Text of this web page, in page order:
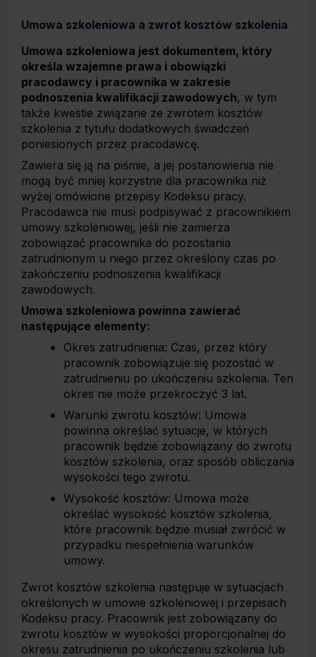
Umowa szkoleniowa a zwrot kosztów szkolenia
Umowa szkoleniowa jest dokumentem, który
określa wzajemne prawa i obowiązki
pracodawcy i pracownika w zakresie
podnoszenia kwalifikacji zawodowych, w tym
także kwestie związane ze zwrotem kosztów
szkolenia z tytułu dodatkowych świadczeń
poniesionych przez pracodawcę.
Zawiera się ją na piśmie, a jej postanowienia nie
mogą być mniej korzystne dla pracownika niż
wyżej omówione przepisy Kodeksu pracy.
Pracodawca nie musi podpisywać z pracownikiem
umowy szkoleniowej, jeśli nie zamierza
zobowiązać pracownika do pozostania
zatrudnionym u niego przez określony czas po
zakończeniu podnoszenia kwalifikacji
zawodowych.
Umowa szkoleniowa powinna zawierać
następujące elementy:
Okres zatrudnienia: Czas, przez który
pracownik zobowiązuje się pozostać w
zatrudnieniu po ukończeniu szkolenia. Ten
okres nie może przekroczyć 3 lat.
Warunki zwrotu kosztów: Umowa
powinna określać sytuacje, w których
pracownik będzie zobowiązany do zwrotu
kosztów szkolenia, oraz sposób obliczania
wysokości tego zwrotu.
Wysokość kosztów: Umowa może
określać wysokość kosztów szkolenia,
które pracownik będzie musiał zwrócić w
przypadku niespełnienia warunków
umowy.
Zwrot kosztów szkolenia następuje w sytuacjach
określonych w umowie szkoleniowej i przepisach
Kodeksu pracy. Pracownik jest zobowiązany do
zwrotu kosztów w wysokości proporcjonalnej do
okresu zatrudnienia po ukończeniu szkolenia lub